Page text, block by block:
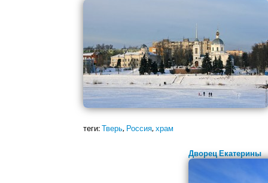
теги:Тверь, Россия,храм
Дворец Екатерины